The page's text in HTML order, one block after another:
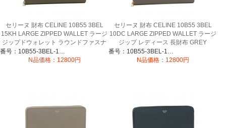
セリーヌ 財布 CELINE 10B55 3BEL
15KH LARGE ZIPPED WALLET ラージ
ジップドウォレット ラウンドファスナ
ー レディース 長財布 無地 KHAKI
番号：10B55-3BEL-15KH
N品価格：12800円
セリーヌ 財布 CELINE 10B55 3BEL
10DC LARGE ZIPPED WALLET ラージ
ジップ レディース 長財布 GREY
番号：10B55-3BEL-10DC
N品価格：12800円